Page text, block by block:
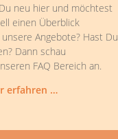
neu hier und möchtest
einen Überblick
Angebote? Hast Du
Dann schau
FAQ Bereich an.
erfahren …